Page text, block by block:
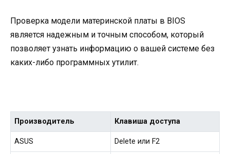
Проверка модели материнской платы в BIOS
является надежным и точным способом, который
позволяет узнать информацию о вашей системе без
каких-либо программных утилит.
Производитель Клавиша доступа
ASUS Delete или F2